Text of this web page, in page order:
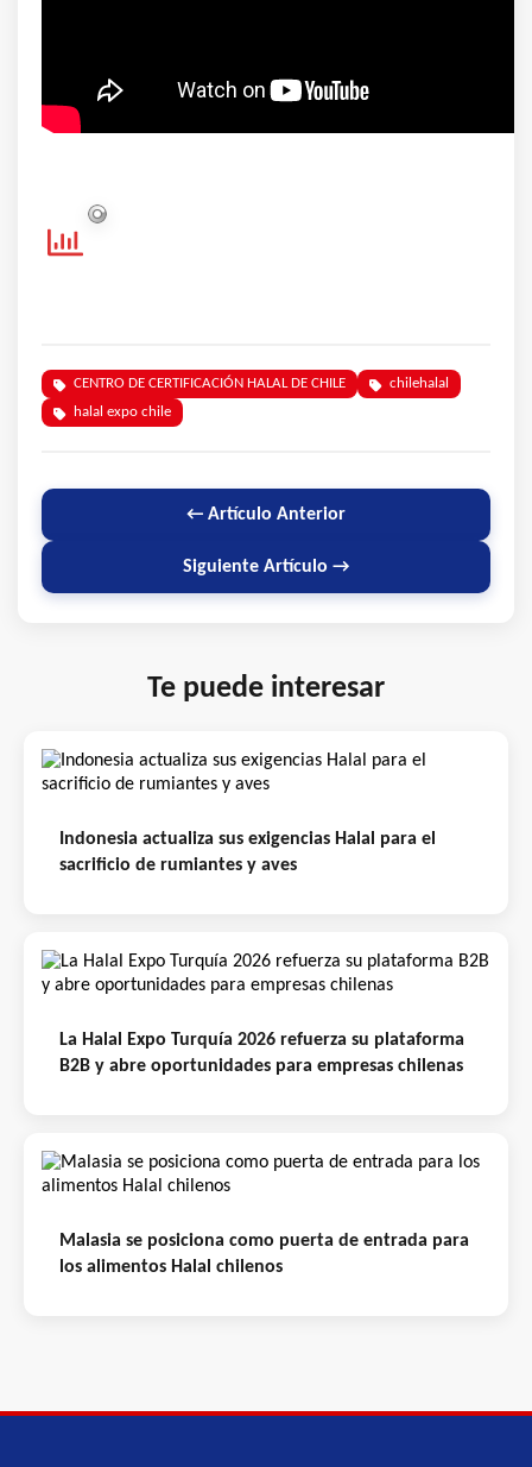
CENTRO DE CERTIFICACIÓN HALAL DE CHILE
chilehalal
halal expo chile
← Artículo Anterior
Siguiente Artículo →
Te puede interesar
Indonesia actualiza sus exigencias Halal para el
sacrificio de rumiantes y aves
La Halal Expo Turquía 2026 refuerza su plataforma
B2B y abre oportunidades para empresas chilenas
Malasia se posiciona como puerta de entrada para
los alimentos Halal chilenos